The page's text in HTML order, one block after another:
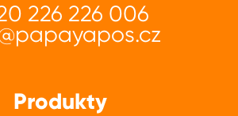
226 226 006
Produkty